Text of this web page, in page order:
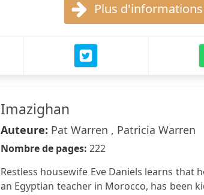
Plus d'informations
Imazighan
Auteure: Pat Warren , Patricia Warren
Nombre de pages: 222
Restless housewife Eve Daniels learns that
an Egyptian teacher in Morocco, has been